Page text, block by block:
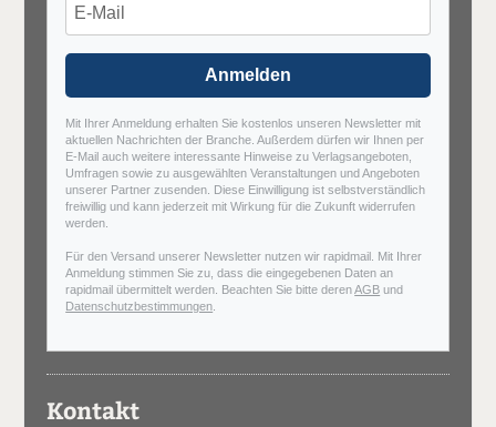
Anmelden
Mit Ihrer Anmeldung erhalten Sie kostenlos unseren Newsletter mit
aktuellen Nachrichten der Branche. Außerdem dürfen wir Ihnen per
E-Mail auch weitere interessante Hinweise zu Verlagsangeboten,
Umfragen sowie zu ausgewählten Veranstaltungen und Angeboten
unserer Partner zusenden. Diese Einwilligung ist selbstverständlich
freiwillig und kann jederzeit mit Wirkung für die Zukunft widerrufen
werden.
Für den Versand unserer Newsletter nutzen wir rapidmail. Mit Ihrer
Anmeldung stimmen Sie zu, dass die eingegebenen Daten an
rapidmail übermittelt werden. Beachten Sie bitte derenAGB und
Datenschutzbestimmungen
Kontakt